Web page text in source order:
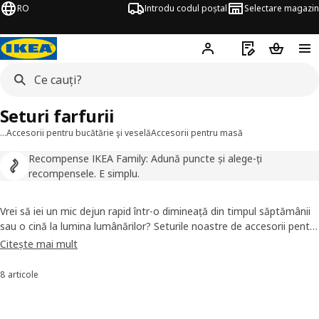
RO Introdu codul poștal Selectare magazin
Hej! Autentifică-te
Listă deCoșul de
…Accesorii pentru bucătărie şi veselăAccesorii pentru masă
Recompense IKEA Family: Adună puncte și alege-ți
recompensele. E simplu.
Seturi farfurii
Vrei să iei un mic dejun rapid într-o dimineață din timpul săptămânii
sau o cină la lumina lumânărilor? Seturile noastre de accesorii pentru
masă combină aspectul practic cu o multitudine de stiluri din care
personală. Și chiar și mesele la lumina lumânărilor au un gust mai
Citește mai mult
Sortează și filtrează
8 articole